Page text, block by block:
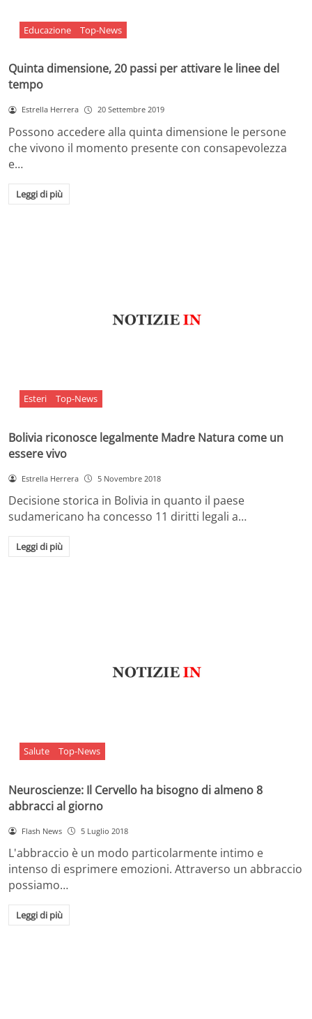
Educazione Top-News
Quinta dimensione, 20 passi per attivare le linee del
tempo
Estrella Herrera 20 Settembre 2019
Possono accedere alla quinta dimensione le persone
che vivono il momento presente con consapevolezza
e…
Leggi di più
Esteri Top-News
Bolivia riconosce legalmente Madre Natura come un
essere vivo
Estrella Herrera 5 Novembre 2018
Decisione storica in Bolivia in quanto il paese
sudamericano ha concesso 11 diritti legali a…
Leggi di più
Salute Top-News
Neuroscienze: Il Cervello ha bisogno di almeno 8
abbracci al giorno
Flash News 5 Luglio 2018
L'abbraccio è un modo particolarmente intimo e
intenso di esprimere emozioni. Attraverso un abbraccio
possiamo…
Leggi di più